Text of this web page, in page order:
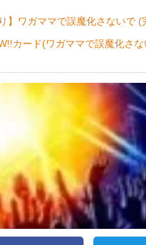
】ワガママで誤魔化さないで
カード(ワガママで誤魔化さ